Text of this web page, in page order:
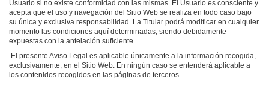
Usuario si no existe conformidad con las mismas. El Usuario es consciente y
acepta que el uso y navegación del Sitio Web se realiza en todo caso bajo
su única y exclusiva responsabilidad. La Titular podrá modificar en cualquier
momento las condiciones aquí determinadas, siendo debidamente
expuestas con la antelación suficiente.
El presente Aviso Legal es aplicable únicamente a la información recogida,
exclusivamente, en el Sitio Web. En ningún caso se entenderá aplicable a
los contenidos recogidos en las páginas de terceros.